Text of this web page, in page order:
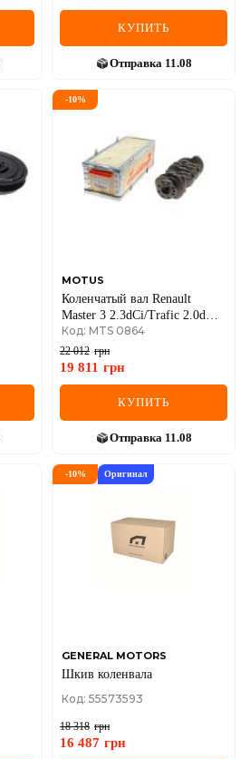
КУПИТЬ
Отправка 11.08
-10%
MOTUS
Коленчатый вал Renault
Master 3 2.3dCi/Trafic 2.0dCi
10-
Код: MTS 0864
22 012 грн
19 811 грн
КУПИТЬ
Отправка 11.08
-10% Оригинал
GENERAL MOTORS
Шкив коленвала
Код: 55573593
18 318 грн
16 487 грн